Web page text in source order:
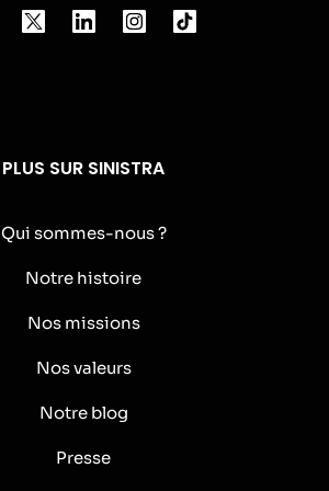
PLUS SUR SINISTRA
Qui sommes-nous ?
Notre histoire
Nos missions
Nos valeurs
Notre blog
Presse